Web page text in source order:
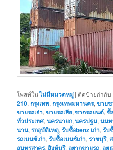
โพสท์ในไม่มีหมวดหมู่ | ติดป้ายกำกับ
210,กรุงเทพ,กรุงเทพมหานคร,ขายซ
ขายรถเก่า,ขายรถเสีย,ซากรถยนต์,ซื้
ทั่วประเทศ,นครนายก,นครปฐม,นนท
นาน,รถอุบัติเหตุ,รับซื้อbenz เก่า,รับ
รถเบนซ์เก่า,รับซื้อเบนซ์เก่า,ราชบุรี,
สมุทรสาคร,สิงห์บุรี, อยากขายรถ, อยุ